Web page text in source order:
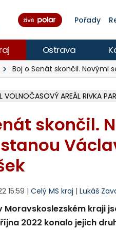
Pořady
Ostrava
Boj o Senát skončil. Novými
AREÁL RIVKA
skončil.
stanou
15:59 | Celý MS kraj | Lukáš
Moravskoslezském kraji
2022 konalo jejich